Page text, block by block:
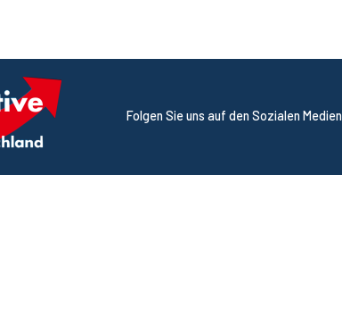
Folgen Sie uns auf den Sozialen Medien